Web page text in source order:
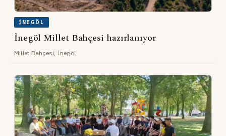
İNEGÖL
İnegöl Millet Bahçesi hazırlanıyor
Millet Bahçesi, İnegöl